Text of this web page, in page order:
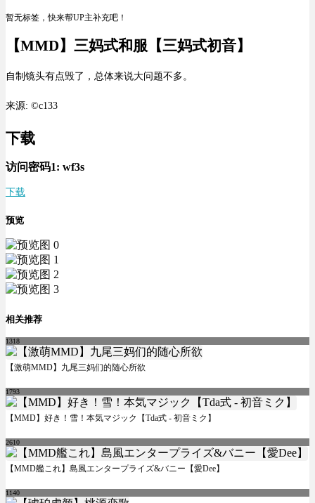
暂无标签，快来帮UP主补充吧！
【MMD】三妈式和服【三妈式初音】
自制镜头有点毁了，总体来说大问题不多。
来源: ©c133
下载
访问密码1: wf3s
下载
预览
相关推荐
1318
【激萌MMD】九尾三妈们的随心所欲
1793
【MMD】好き！雪！本気マジック【Tda式 - 初音ミク】
2610
【MMD艦これ】島風エンタープライズ&バニー【愛Dee】
1140